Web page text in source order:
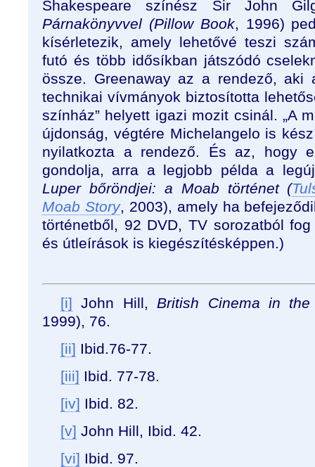
Shakespeare színész Sir John
Párnakönyvvel (Pillow Book, 1996)
kísérletezik, amely lehetővé teszi
futó és több idősíkban játszódó
össze. Greenaway az a rendező, aki
technikai vívmányok biztosította
színház” helyett igazi mozit csinál. „A
újdonság, végtére Michelangelo is
nyilatkozta a rendező. És az, hogy
gondolja, arra a legjobb példa a
Luper bőröndjei: a Moab történet (
Moab Story, 2003), amely ha
történetből, 92 DVD, TV sorozatból
és útleírások is kiegészítésképpen.)
[i] John Hill, British Cinema in the
1999), 76.
[ii] Ibid.76-77.
[iii] Ibid. 77-78.
[iv] Ibid. 82.
[v] John Hill, Ibid. 42.
[vi] Ibid. 97.